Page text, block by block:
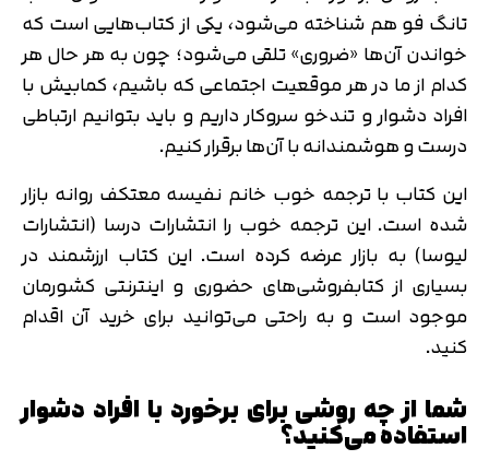
تانگ فو هم شناخته می‌شود، یکی از کتاب‌هایی است که
خواندن آن‌ها «ضروری» تلقی می‌شود؛ چون به هر حال هر
کدام از ما در هر موقعیت اجتماعی که باشیم، کمابیش با
افراد دشوار و تندخو سروکار داریم و باید بتوانیم ارتباطی
درست و هوشمندانه با آن‌ها برقرار کنیم.
این کتاب با ترجمه خوب خانم نفیسه معتکف روانه بازار
شده است. این ترجمه خوب را انتشارات درسا (انتشارات
لیوسا) به بازار عرضه کرده است. این کتاب ارزشمند در
بسیاری از کتابفروشی‌های حضوری و اینترنتی کشورمان
موجود است و به راحتی می‌توانید برای خرید آن اقدام
کنید.
شما از چه روشی برای برخورد با افراد دشوار
استفاده می‌کنید؟